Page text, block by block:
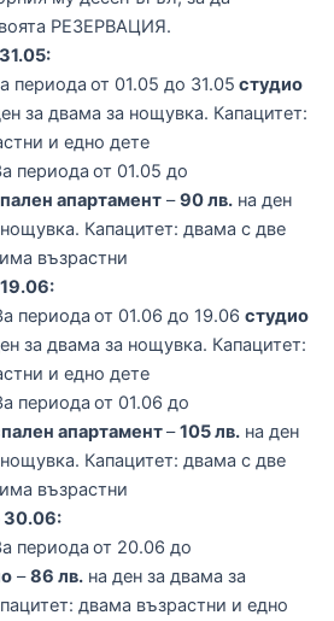
РЕЗЕРВАЦИЯ.
периода от 01.05 до 31.05 студио
за двама за нощувка. Капацитет:
и едно дете
периода от 01.05 до
апартамент–90 лв.на ден
Капацитет: двама с две
възрастни
периода от 01.06 до 19.06 студио
за двама за нощувка. Капацитет:
и едно дете
периода от 01.06 до
апартамент–105 лв.на ден
Капацитет: двама с две
възрастни
30.06:
периода от 20.06 до
–86 лв.на ден за двама за
двама възрастни и едно